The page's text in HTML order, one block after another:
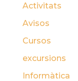
Activitats
Avisos
Cursos
excursions
Informàtica